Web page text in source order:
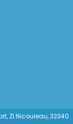
ZI Nicouleau, 32340